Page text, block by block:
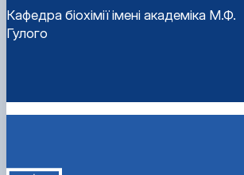
Кафедра біохімії імені академіка М.Ф.
Гулого